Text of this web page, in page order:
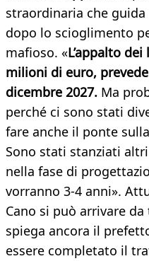
straordinaria che
dopo lo scioglimento
mafioso. «L’appalto
milioni di euro,
dicembre 2027. Ma
perché ci sono stati
fare anche il ponte
Sono stati stanziati
nella fase di
vorranno 3-4 anni».
Cano si può arrivare
spiega ancora il
essere completato il